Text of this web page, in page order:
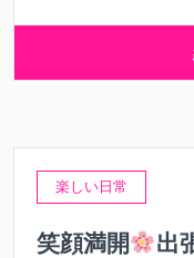
楽しい日常
笑顔満開
出